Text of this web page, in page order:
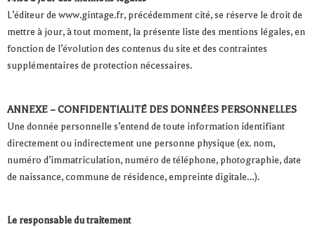
L’éditeur de www.gintage.fr, précédemment cité, se réserve le droit de
mettre à jour, à tout moment, la présente liste des mentions légales, en
fonction de l’évolution des contenus du site et des contraintes
supplémentaires de protection nécessaires.
ANNEXE – CONFIDENTIALITÉ DES DONNÉES PERSONNELLES
Une donnée personnelle s’entend de toute information identifiant
directement ou indirectement une personne physique (ex. nom,
numéro d’immatriculation, numéro de téléphone, photographie, date
de naissance, commune de résidence, empreinte digitale…).
Le responsable du traitement